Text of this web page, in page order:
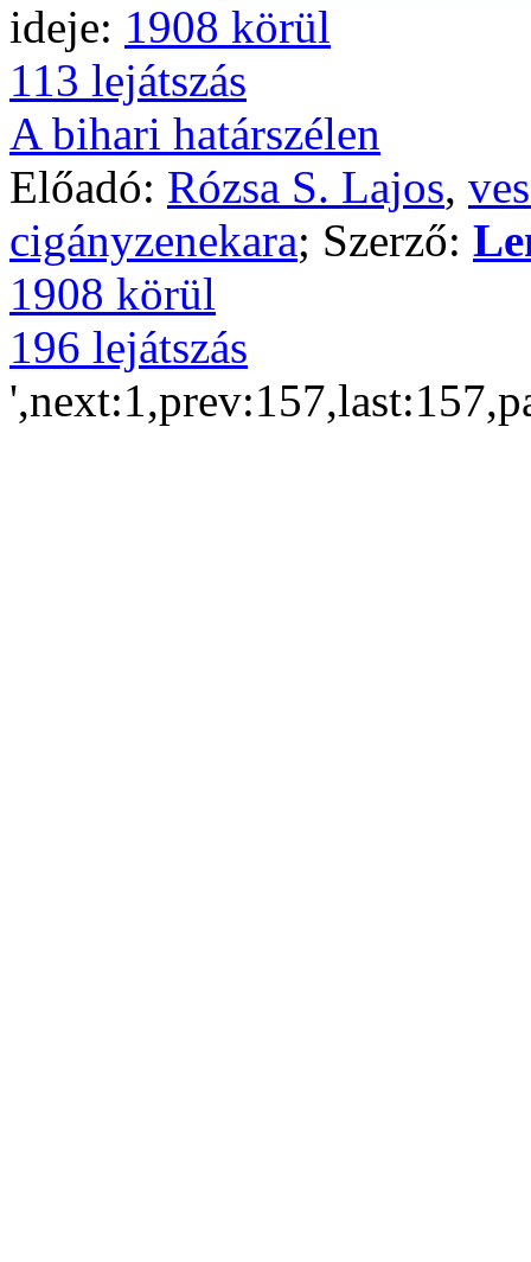
ideje: 1908 körül
113 lejátszás
A bihari határszélen
Előadó: Rózsa S. Lajos,
cigányzenekara; Szerző:
1908 körül
196 lejátszás